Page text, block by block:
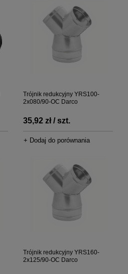
Trójnik redukcyjny YRS100-
2x080/90-OC Darco
35,92 zł / szt.
+ Dodaj do porównania
Trójnik redukcyjny YRS160-
2x125/90-OC Darco